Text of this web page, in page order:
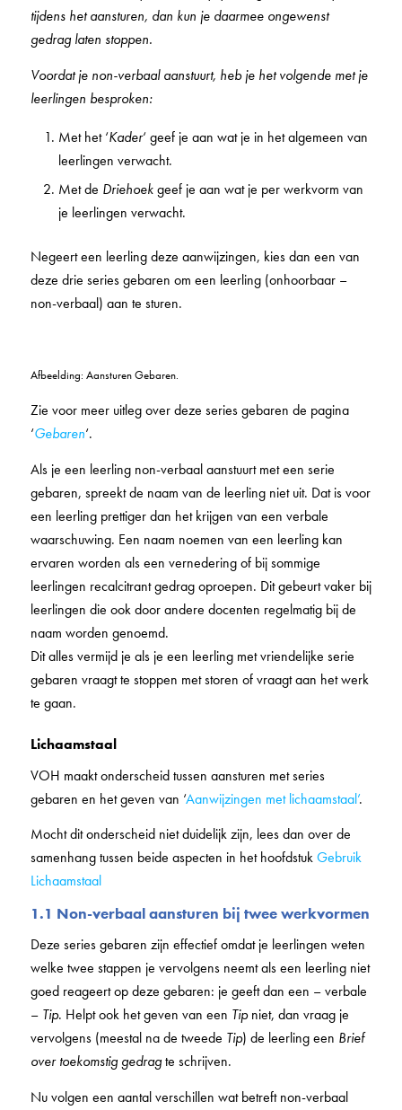
tijdens het aansturen, dan kun je daarmee ongewenst
gedrag laten stoppen.
Voordat je non-verbaal aanstuurt, heb je het volgende met je
leerlingen besproken:
Met het ‘Kader‘ geef je aan wat je in het algemeen van
leerlingen verwacht.
Met de Driehoekgeef je aan wat je per werkvorm van
je leerlingen verwacht.
Negeert een leerling deze aanwijzingen, kies dan een van
deze drie series gebaren om een leerling (onhoorbaar –
non-verbaal) aan te sturen.
Afbeelding: Aansturen Gebaren.
Zie voor meer uitleg over deze series gebaren de pagina
‘Gebaren‘.
Als je een leerling non-verbaal aanstuurt met een serie
gebaren, spreekt de naam van de leerling niet uit. Dat is voor
een leerling prettiger dan het krijgen van een verbale
waarschuwing. Een naam noemen van een leerling kan
ervaren worden als een vernedering of bij sommige
leerlingen recalcitrant gedrag oproepen. Dit gebeurt vaker bij
leerlingen die ook door andere docenten regelmatig bij de
naam worden genoemd.
Dit alles vermijd je als je een leerling met vriendelijke serie
gebaren vraagt te stoppen met storen of vraagt aan het werk
te gaan.
Lichaamstaal
VOH maakt onderscheid tussen aansturen met series
gebaren en het geven van ‘Aanwijzingen met lichaamstaal’.
Mocht dit onderscheid niet duidelijk zijn, lees dan over de
samenhang tussen beide aspecten in het hoofdstukGebruik
Lichaamstaal
1.1 Non-verbaal aansturen bij twee werkvormen
Deze series gebaren zijn effectief omdat je leerlingen weten
welke twee stappen je vervolgens neemt als een leerling niet
goed reageert op deze gebaren: je geeft dan een – verbale
– Tip. Helpt ook het geven van een Tipniet, dan vraag je
vervolgens (meestal na de tweede Tip) de leerling een Brief
over toekomstig gedragte schrijven.
Nu volgen een aantal verschillen wat betreft non-verbaal